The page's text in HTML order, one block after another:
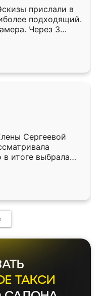
прислали в
подходящий.
Через 3
Остались
Ренессанс
Сергеевой
итоге выбрала
условия, потом
объяснил
в срок, с
место без
осталась
как и ожидала.
ТАКСИ